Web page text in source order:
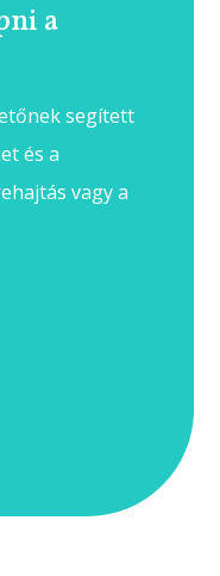
a
segített
és a
vagy a